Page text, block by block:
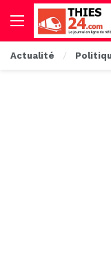
Actualité